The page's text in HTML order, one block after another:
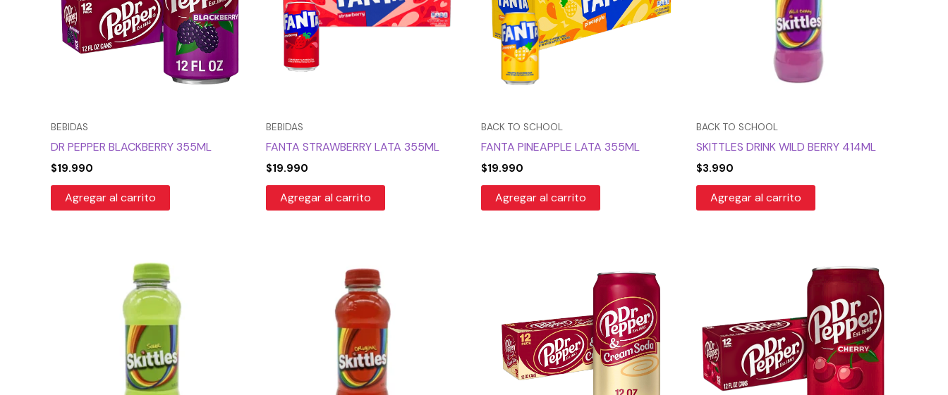
BEBIDAS
DR PEPPER BLACKBERRY 355ML
$19.990
Agregar al carrito
BEBIDAS
FANTA STRAWBERRY LATA 355ML
$19.990
Agregar al carrito
BACK TO SCHOOL
FANTA PINEAPPLE LATA 355ML
$19.990
Agregar al carrito
BACK TO SCHOOL
SKITTLES DRINK WILD BERRY 414ML
$3.990
Agregar al carrito